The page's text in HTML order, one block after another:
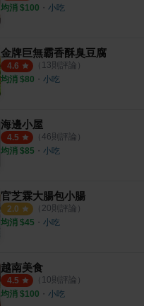
均消 $100 ・ 小吃
金牌巨無霸香酥臭豆腐
4.6 （ 13則評論）
均消 $80 ・ 小吃
海邊小屋
4.5 （ 46則評論）
均消 $85 ・ 小吃
官芝霖大腸包小腸
2.0 （ 20則評論）
均消 $45 ・ 小吃
越南美食
4.5 （ 10則評論）
均消 $100 ・ 小吃